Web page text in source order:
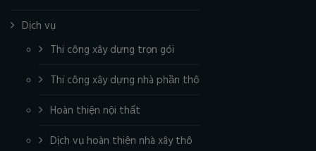
Dịch vụ
Thi công xây dựng trọn gói
Thi công xây dựng nhà phần thô
Hoàn thiện nội thất
Dịch vụ hoàn thiện nhà xây thô